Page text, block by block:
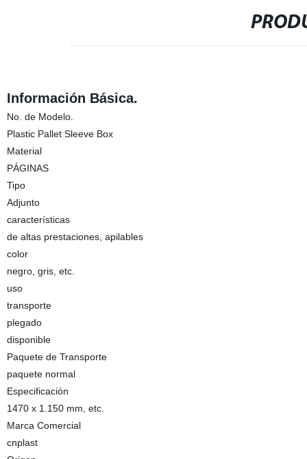
Información Básica.
No. de Modelo.
Plastic Pallet Sleeve Box
Material
PÁGINAS
Tipo
Adjunto
características
de altas prestaciones, apilables
color
negro, gris, etc.
uso
transporte
plegado
disponible
Paquete de Transporte
paquete normal
Especificación
1470 x 1.150 mm, etc.
Marca Comercial
cnplast